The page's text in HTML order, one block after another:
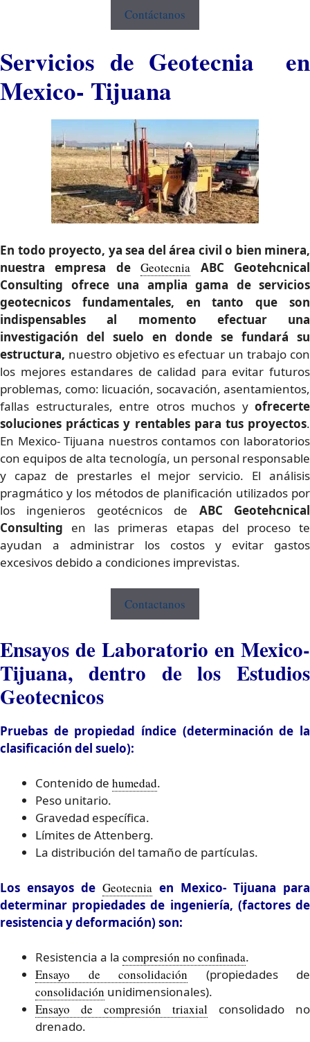
Contáctanos
Servicios de Geotecnia en
Mexico- Tijuana
En todo proyecto, ya sea del área civil o bien minera,
nuestra empresa deGeotecnia ABC Geotehcnical
Consulting ofrece una amplia gama de servicios
geotecnicos fundamentales, en tanto que son
indispensables al momento efectuar una
investigación del suelo en donde se fundará su
estructura, nuestro objetivo es efectuar un trabajo con
los mejores estandares de calidad para evitar futuros
problemas, como: licuación, socavación, asentamientos,
fallas estructurales, entre otros muchos y ofrecerte
soluciones prácticas y rentables para tus proyectos.
En Mexico- Tijuana nuestros contamos con laboratorios
con equipos de alta tecnología, un personal responsable
y capaz de prestarles el mejor servicio. El análisis
pragmático y los métodos de planificación utilizados por
los ingenieros geotécnicos de ABC Geotehcnical
Consulting en las primeras etapas del proceso te
ayudan a administrar los costos y evitar gastos
excesivos debido a condiciones imprevistas.
Contactanos
Ensayos de Laboratorio en Mexico-
Tijuana, dentro de los Estudios
Geotecnicos
Pruebas de propiedad índice (determinación de la
clasificación del suelo):
Contenido de humedad.
Peso unitario.
Gravedad específica.
Límites de Attenberg.
La distribución del tamaño de partículas.
Los ensayos de Geotecnia en Mexico- Tijuana para
determinar propiedades de ingeniería, (factores de
resistencia y deformación) son:
Resistencia a la compresión no confinada.
Ensayo de consolidación (propiedades de
consolidación unidimensionales).
Ensayo de compresión triaxial consolidado no
drenado.